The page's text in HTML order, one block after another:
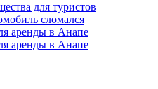
для туристов
сломался
аренды в Анапе
аренды в Анапе